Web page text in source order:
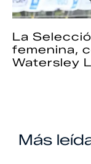
La
femenina,
Watersley
Más